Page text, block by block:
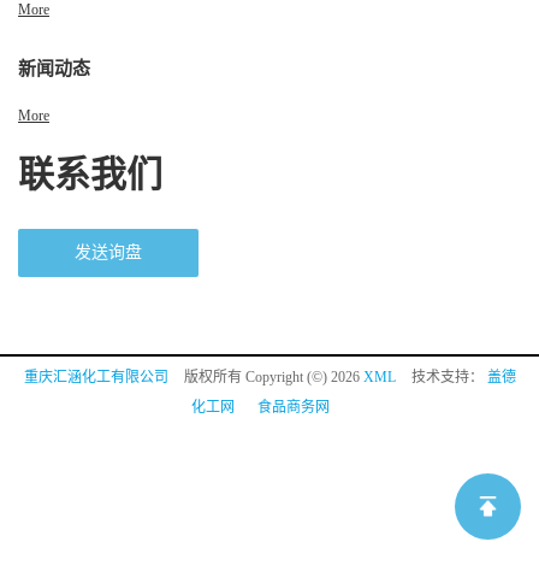
More
新闻动态
More
联系我们
发送询盘
重庆汇涵化工有限公司 版权所有 Copyright (©) 2026 XML 技术支持： 盖德
化工网
食品商务网